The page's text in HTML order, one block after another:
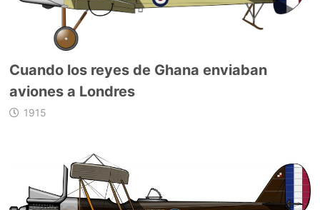
Cuando los reyes de Ghana enviaban
aviones a Londres
1915